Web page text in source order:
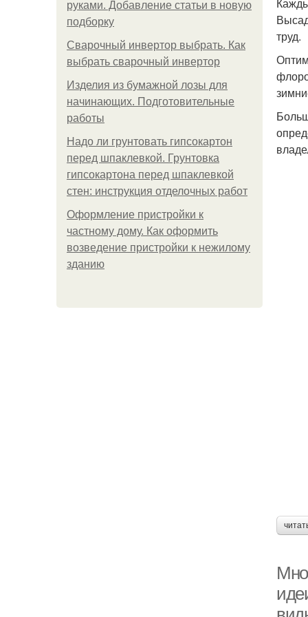
руками. Добавление статьи в новую
подборку
Сварочный инвертор выбрать. Как
выбрать сварочный инвертор
Изделия из бумажной лозы для
начинающих. Подготовительные
работы
Надо ли грунтовать гипсокартон
перед шпаклевкой. Грунтовка
гипсокартона перед шпаклевкой
стен: инструкция отделочных работ
Оформление пристройки к
частному дому. Как оформить
возведение пристройки к нежилому
зданию
труд.